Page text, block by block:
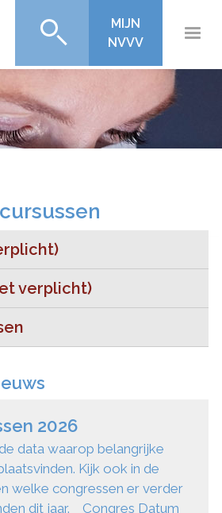
MIJN
NVVV
verplicht)
2026
data waarop belangrijke
Kijk ook in de
welke congressen er verder
dit jaar. Congres Datum